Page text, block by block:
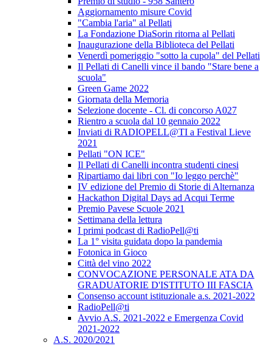
Aggiornamento misure Covid
"Cambia l'aria" al Pellati
La Fondazione DiaSorin ritorna al Pellati
Inaugurazione della Biblioteca del Pellati
Venerdì pomeriggio "sotto la cupola" del Pellati
Il Pellati di Canelli vince il bando "Stare bene a
scuola"
Green Game 2022
Giornata della Memoria
Selezione docente - Cl. di concorso A027
Rientro a scuola dal 10 gennaio 2022
Inviati di RADIOPELL@TI a Festival Lieve
2021
Pellati "ON ICE"
Il Pellati di Canelli incontra studenti cinesi
Ripartiamo dai libri con "Io leggo perchè"
IV edizione del Premio di Storie di Alternanza
Hackathon Digital Days ad Acqui Terme
Premio Pavese Scuole 2021
Settimana della lettura
I primi podcast di RadioPell@ti
La 1° visita guidata dopo la pandemia
Fotonica in Gioco
Città del vino 2022
CONVOCAZIONE PERSONALE ATA DA
GRADUATORIE D'ISTITUTO III FASCIA
Consenso account istituzionale a.s. 2021-2022
RadioPell@ti
Avvio A.S. 2021-2022 e Emergenza Covid
2021-2022
A.S. 2020/2021